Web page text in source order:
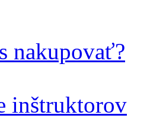
nakupovať?
inštruktorov